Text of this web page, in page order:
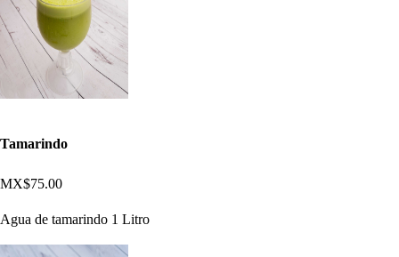
Tamarindo
MX$75.00
Agua de tamarindo 1 Litro